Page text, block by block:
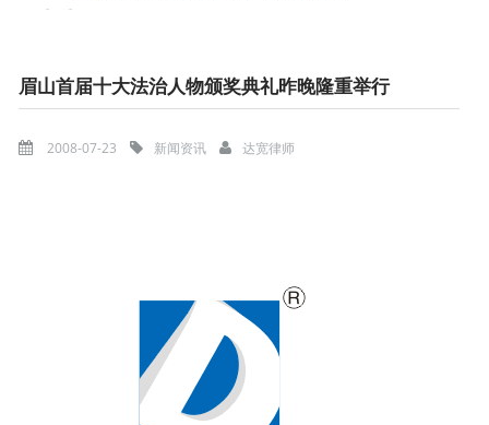
眉山首届十大法治人物颁奖典礼昨晚隆重举行
2008-07-23 新闻资讯 达宽律师